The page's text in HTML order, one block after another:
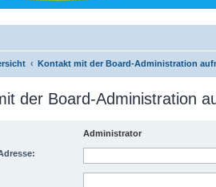
Kontakt mit der Board-Administration
der Board-Administration
Administrator